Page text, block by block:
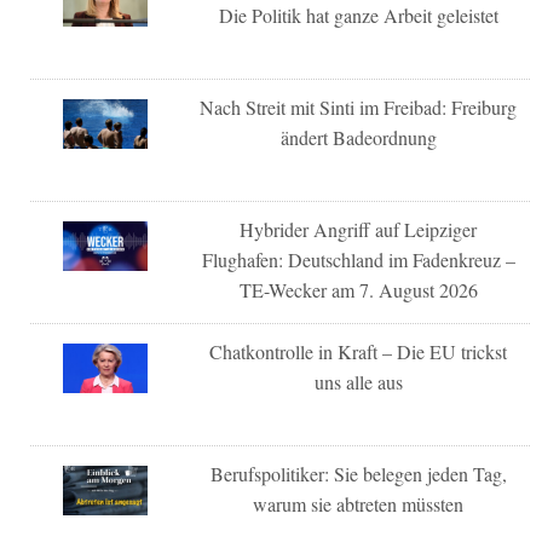
Die Politik hat ganze Arbeit geleistet
Nach Streit mit Sinti im Freibad: Freiburg
ändert Badeordnung
Hybrider Angriff auf Leipziger
Flughafen: Deutschland im Fadenkreuz –
TE-Wecker am 7. August 2026
Chatkontrolle in Kraft – Die EU trickst
uns alle aus
Berufspolitiker: Sie belegen jeden Tag,
warum sie abtreten müssten